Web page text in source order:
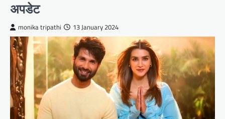
अपडेट
monika tripathi 13 January 2024